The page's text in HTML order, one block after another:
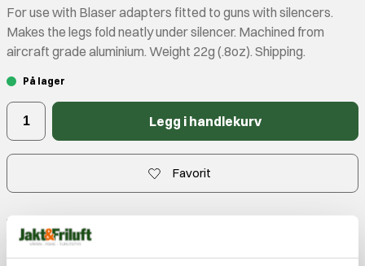
For use with Blaser adapters fitted to guns with silencers.
Makes the legs fold neatly under silencer. Machined from
aircraft grade aluminium. Weight 22g (.8oz). Shipping.
På lager
Legg i handlekurv
Favorit
Gratis bytte